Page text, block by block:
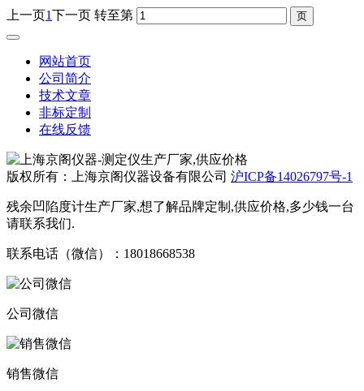
上一页1下一页 转至第
网站首页
公司简介
技术文章
非标定制
在线反馈
版权所有：上海京阁仪器设备有限公司 沪ICP备14026797号-1
残余凹陷度计生产厂家,想了解品牌定制,供应价格,多少钱一台
请联系我们.
联系电话（微信）：18018668538
公司微信
销售微信